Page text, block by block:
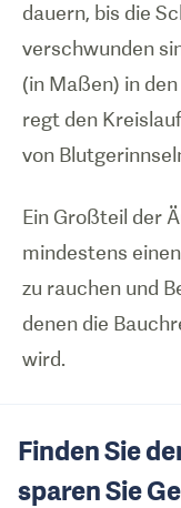
dauern, bis die
verschwunden
(in Maßen) in
regt den
von
Ein Großteil der
mindestens
zu rauchen und
denen die
wird.
Finden Sie
sparen Sie